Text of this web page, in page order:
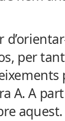
per
A. A
aquest.